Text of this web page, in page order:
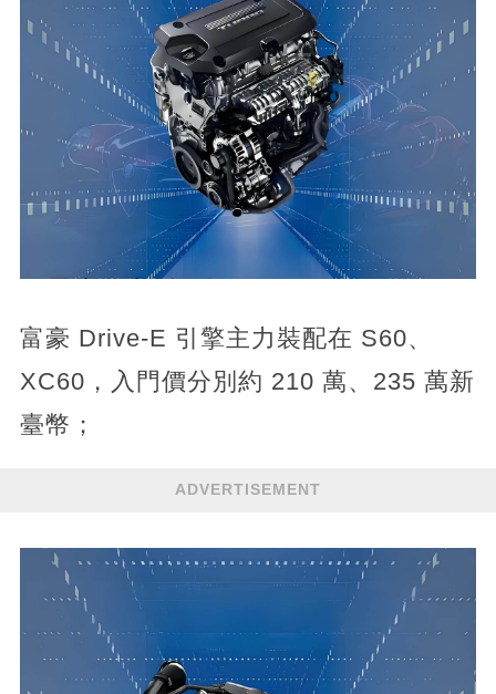
富豪 Drive-E 引擎主力裝配在 S60、
XC60，入門價分別約 210 萬、235 萬新
臺幣；
ADVERTISEMENT